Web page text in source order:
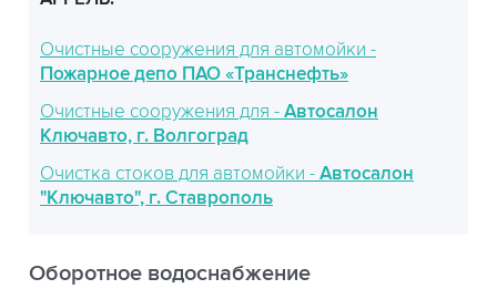
Очистные сооружения для автомойки -
Пожарное депо ПАО «Транснефть»
Очистные сооружения для - Автосалон
Ключавто, г. Волгоград
Очистка стоков для автомойки - Автосалон
"Ключавто", г. Ставрополь
Оборотное водоснабжение